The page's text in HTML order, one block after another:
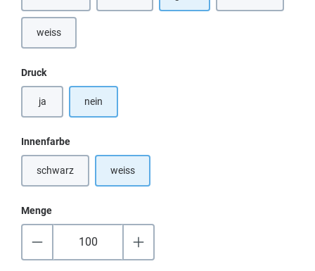
weiss
Druckauswählen
ja nein
Innenfarbeauswählen
schwarz(Diese Option ist zurzeit nicht verfügbar.)
weiss
Menge